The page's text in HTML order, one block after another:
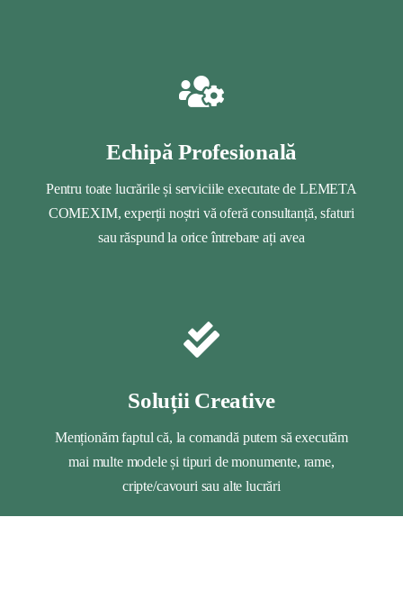
Echipă Profesională
Pentru toate lucrările și serviciile executate de LEMETA
COMEXIM, experții noștri vă oferă consultanță, sfaturi
sau răspund la orice întrebare ați avea
Soluții Creative
Menționăm faptul că, la comandă putem să executăm
mai multe modele și tipuri de monumente, rame,
cripte/cavouri sau alte lucrări